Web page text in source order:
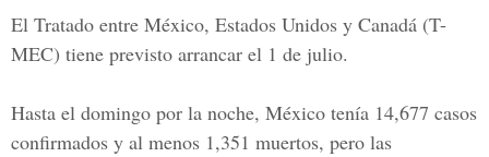
El Tratado entre México, Estados Unidos y Canadá (T-
MEC) tiene previsto arrancar el 1 de julio.
Hasta el domingo por la noche, México tenía 14,677 casos
confirmados y al menos 1,351 muertos, pero las